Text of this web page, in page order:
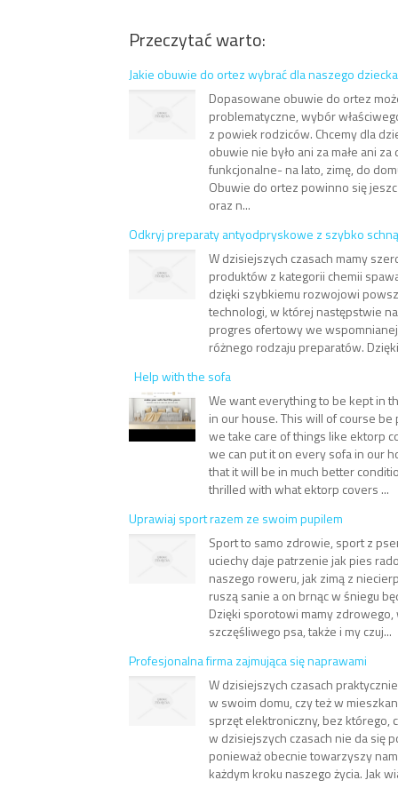
Przeczytać warto:
Jakie obuwie do ortez wybrać dla naszego
Dopasowane obuwie do ortez
problematyczne, wybór
z powiek rodziców. Chcemy dla
obuwie nie było ani za małe ani za
funkcjonalne- na lato, zimę, do
Obuwie do ortez powinno się
oraz n...
Odkryj preparaty antyodpryskowe z szybko
W dzisiejszych czasach mamy
produktów z kategorii chemii
dzięki szybkiemu rozwojowi
technologi, w której następstwie
progres ofertowy we
różnego rodzaju preparatów.
Help with the sofa
We want everything to be kept in
in our house. This will of course
we take care of things like ektorp
we can put it on every sofa in our
that it will be in much better
thrilled with what ektorp covers ...
Uprawiaj sport razem ze swoim pupilem
Sport to samo zdrowie, sport z
uciechy daje patrzenie jak pies
naszego roweru, jak zimą z
ruszą sanie a on brnąc w śniegu
Dzięki sporotowi mamy
szczęśliwego psa, także i my czuj...
Profesjonalna firma zajmująca się naprawami
W dzisiejszych czasach
w swoim domu, czy też w
sprzęt elektroniczny, bez którego,
w dzisiejszych czasach nie da się
ponieważ obecnie towarzyszy
każdym kroku naszego życia. Jak